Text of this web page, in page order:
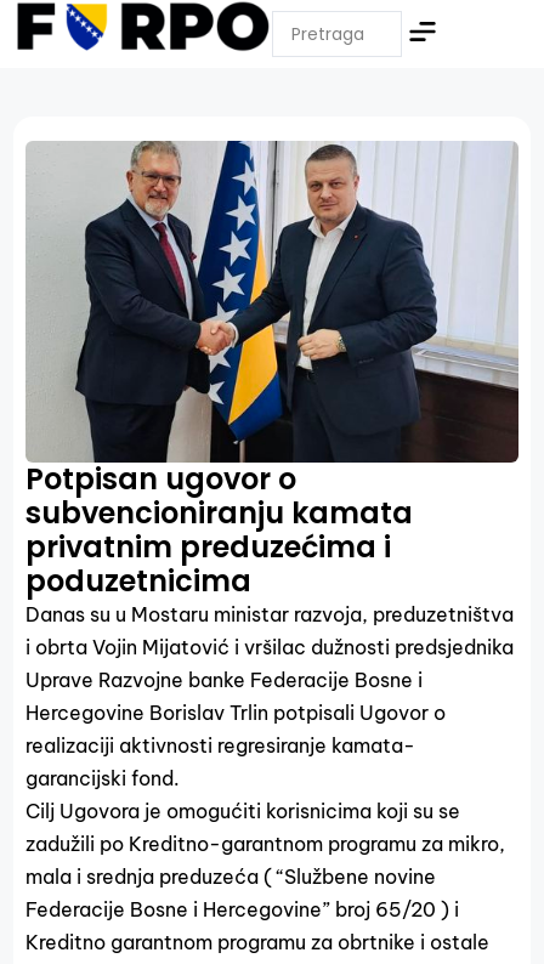
Potpisan ugovor o
subvencioniranju kamata
privatnim preduzećima i
poduzetnicima
Danas su u Mostaru ministar razvoja, preduzetništva
i obrta Vojin Mijatović i vršilac dužnosti predsjednika
Uprave Razvojne banke Federacije Bosne i
Hercegovine Borislav Trlin potpisali Ugovor o
realizaciji aktivnosti regresiranje kamata-
garancijski fond.
Cilj Ugovora je omogućiti korisnicima koji su se
zadužili po Kreditno-garantnom programu za mikro,
mala i srednja preduzeća ( “Službene novine
Federacije Bosne i Hercegovine” broj 65/20 ) i
Kreditno garantnom programu za obrtnike i ostale